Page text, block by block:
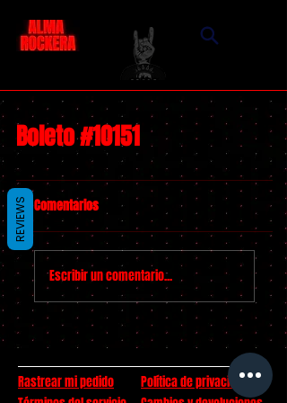
Boleto #10151
Comentarios
Escribir un comentario...
Rastrear mi pedido
Política de privacidad
REVIEWS